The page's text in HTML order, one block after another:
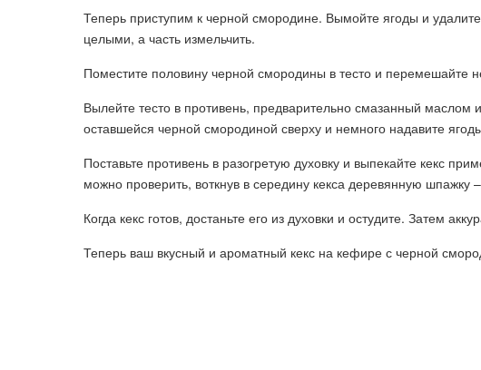
Теперь приступим к черной смородине. Вымойте ягоды и
целыми, а часть измельчить.
Поместите половину черной смородины в тесто и перемешайте
Вылейте тесто в противень, предварительно смазанный
оставшейся черной смородиной сверху и немного надавите
Поставьте противень в разогретую духовку и выпекайте кекс
можно проверить, воткнув в середину кекса деревянную шпажку
Когда кекс готов, достаньте его из духовки и остудите. Затем
Теперь ваш вкусный и ароматный кекс на кефире с черной